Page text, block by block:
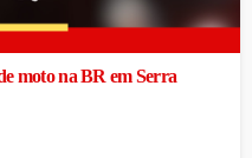
moto na BR em Serra